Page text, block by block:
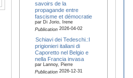
savoirs de la
propagande entre
fascisme et démocratie
par Di Jorio, Irene
Publication2026-04-02
Schiavi dei Tedeschi.:I
prigionieri italiani di
Caporetto nel Belgio e
nella Francia invasa
par Lannoy, Pierre
Publication2026-12-31